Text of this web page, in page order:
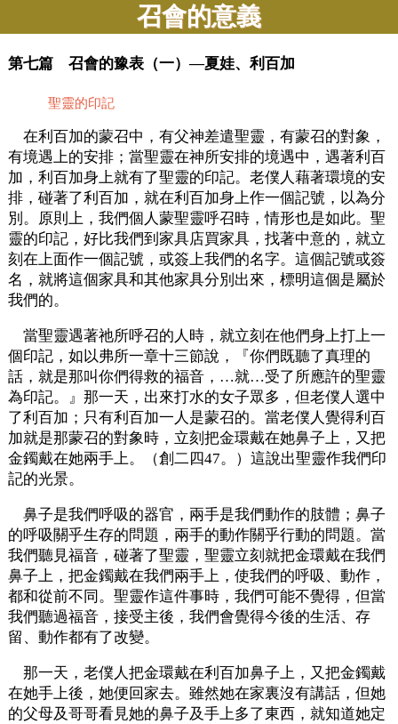
召會的意義
第七篇 召會的豫表（一）—夏娃、利百加
聖靈的印記
在利百加的蒙召中，有父神差遣聖靈，有蒙召的對象，
有境遇上的安排；當聖靈在神所安排的境遇中，遇著利百
加，利百加身上就有了聖靈的印記。老僕人藉著環境的安
排，碰著了利百加，就在利百加身上作一個記號，以為分
別。原則上，我們個人蒙聖靈呼召時，情形也是如此。聖
靈的印記，好比我們到家具店買家具，找著中意的，就立
刻在上面作一個記號，或簽上我們的名字。這個記號或簽
名，就將這個家具和其他家具分別出來，標明這個是屬於
我們的。
當聖靈遇著祂所呼召的人時，就立刻在他們身上打上一
個印記，如以弗所一章十三節說，『你們既聽了真理的
話，就是那叫你們得救的福音，…就…受了所應許的聖靈
為印記。』那一天，出來打水的女子眾多，但老僕人選中
了利百加；只有利百加一人是蒙召的。當老僕人覺得利百
加就是那蒙召的對象時，立刻把金環戴在她鼻子上，又把
金鐲戴在她兩手上。（創二四47。）這說出聖靈作我們印
記的光景。
鼻子是我們呼吸的器官，兩手是我們動作的肢體；鼻子
的呼吸關乎生存的問題，兩手的動作關乎行動的問題。當
我們聽見福音，碰著了聖靈，聖靈立刻就把金環戴在我們
鼻子上，把金鐲戴在我們兩手上，使我們的呼吸、動作，
都和從前不同。聖靈作這件事時，我們可能不覺得，但當
我們聽過福音，接受主後，我們會覺得今後的生活、存
留、動作都有了改變。
那一天，老僕人把金環戴在利百加鼻子上，又把金鐲戴
在她手上後，她便回家去。雖然她在家裏沒有講話，但她
的父母及哥哥看見她的鼻子及手上多了東西，就知道她定